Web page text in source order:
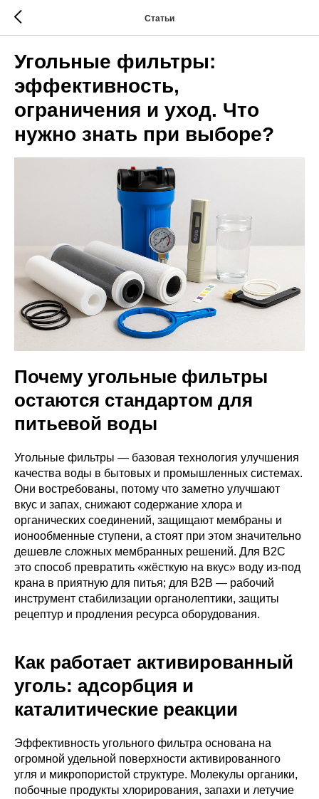
Статьи
Угольные фильтры:
эффективность,
ограничения и уход. Что
нужно знать при выборе?
Почему угольные фильтры
остаются стандартом для
питьевой воды
Угольные фильтры — базовая технология улучшения
качества воды в бытовых и промышленных системах.
Они востребованы, потому что заметно улучшают
вкус и запах, снижают содержание хлора и
органических соединений, защищают мембраны и
ионообменные ступени, а стоят при этом значительно
дешевле сложных мембранных решений. Для B2C
это способ превратить «жёсткую на вкус» воду из-под
крана в приятную для питья; для B2B — рабочий
инструмент стабилизации органолептики, защиты
рецептур и продления ресурса оборудования.
Как работает активированный
уголь: адсорбция и
каталитические реакции
Эффективность угольного фильтра основана на
огромной удельной поверхности активированного
угля и микропористой структуре. Молекулы органики,
побочные продукты хлорирования, запахи и летучие